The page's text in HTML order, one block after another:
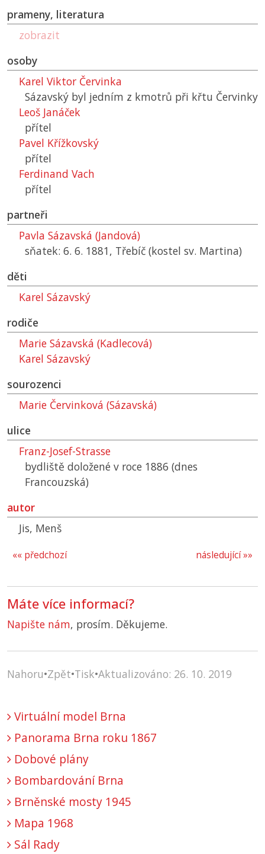
prameny, literatura
zobrazit
osoby
Karel Viktor Červinka
Sázavský byl jedním z kmotrů při křtu Červinky
Leoš Janáček
přítel
Pavel Křížkovský
přítel
Ferdinand Vach
přítel
partneři
Pavla Sázavská (Jandová)
sňatek: 6. 6. 1881, Třebíč (kostel sv. Martina)
děti
Karel Sázavský
rodiče
Marie Sázavská (Kadlecová)
Karel Sázavský
sourozenci
Marie Červinková (Sázavská)
ulice
Franz-Josef-Strasse
bydliště doložené v roce 1886 (dnes
Francouzská)
autor
Jis, Menš
následující »»
«« předchozí
Máte více informací?
Napište nám, prosím. Děkujeme.
Nahoru•Zpět•Tisk•Aktualizováno: 26. 10. 2019
Virtuální model Brna
Panorama Brna roku 1867
Dobové plány
Bombardování Brna
Brněnské mosty 1945
Mapa 1968
Sál Rady